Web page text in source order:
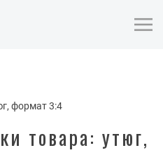
формат 3:4
товара: утюг,